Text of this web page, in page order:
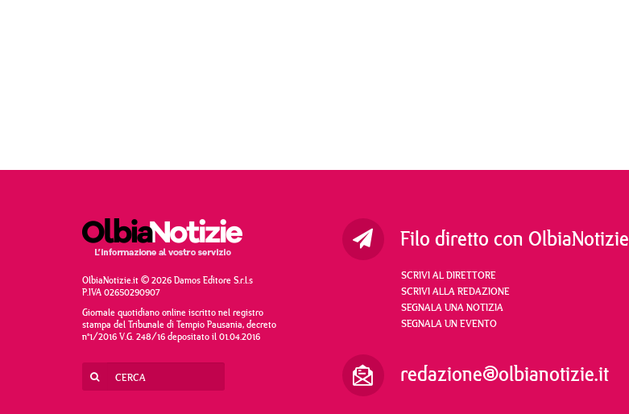
OlbiaNotizie.it © 2026 Damos Editore S.r.l.s
P.IVA 02650290907
Giornale quotidiano online iscritto nel registro
stampa del Tribunale di Tempio Pausania, decreto
n°1/2016 V.G. 248/16 depositato il 01.04.2016
Filo diretto con OlbiaNotizie
SCRIVI AL DIRETTORE
SCRIVI ALLA REDAZIONE
SEGNALA UNA NOTIZIA
SEGNALA UN EVENTO
redazione@olbianotizie.it